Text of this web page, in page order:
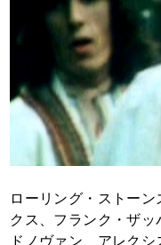
ローリング・ストー
クス、フランク・ザッ
ドノヴァン、アレク